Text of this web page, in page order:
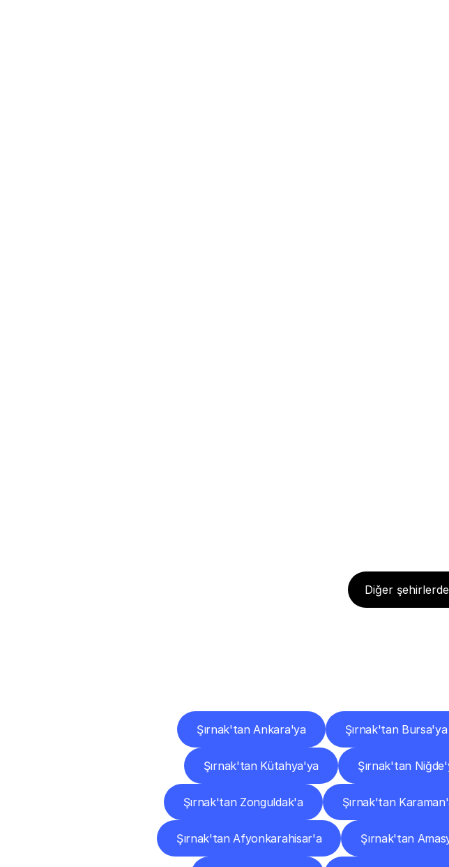
Diğer
Şırnak'tan Ankara'ya Şırnak'tan Bursa'ya
Şırnak'tan Kütahya'ya Şırnak'tan
Şırnak'tan Zonguldak'a Şırnak'tan
Şırnak'tan Afyonkarahisar'a Şırnak'tan